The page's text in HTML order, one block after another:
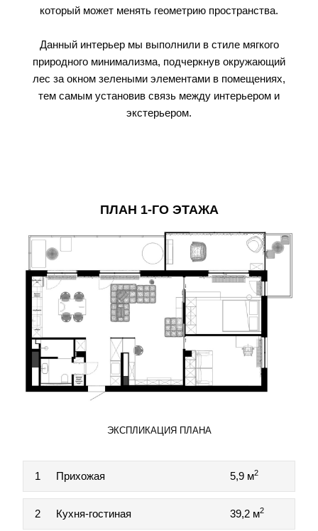
который может менять геометрию пространства.
Данный интерьер мы выполнили в стиле мягкого
природного минимализма, подчеркнув окружающий
лес за окном зелеными элементами в помещениях,
тем самым установив связь между интерьером и
экстерьером.
ПЛАН 1-ГО ЭТАЖА
ЭКСПЛИКАЦИЯ ПЛАНА
1 Прихожая 5,9 м2
2 Кухня-гостиная 39,2 м2